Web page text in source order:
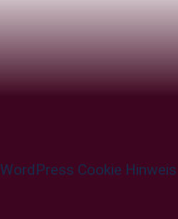
WordPress Cookie